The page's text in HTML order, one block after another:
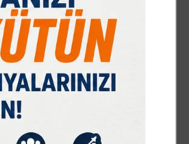
55,13
% 0,32
6659,69
% 2,59
% 2,09